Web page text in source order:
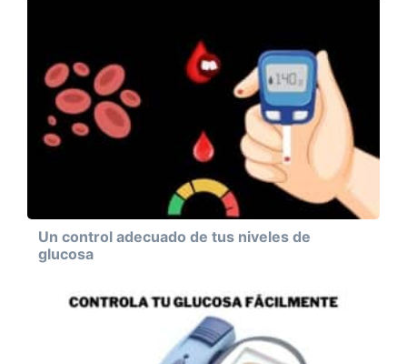
Un control adecuado de tus niveles de
glucosa